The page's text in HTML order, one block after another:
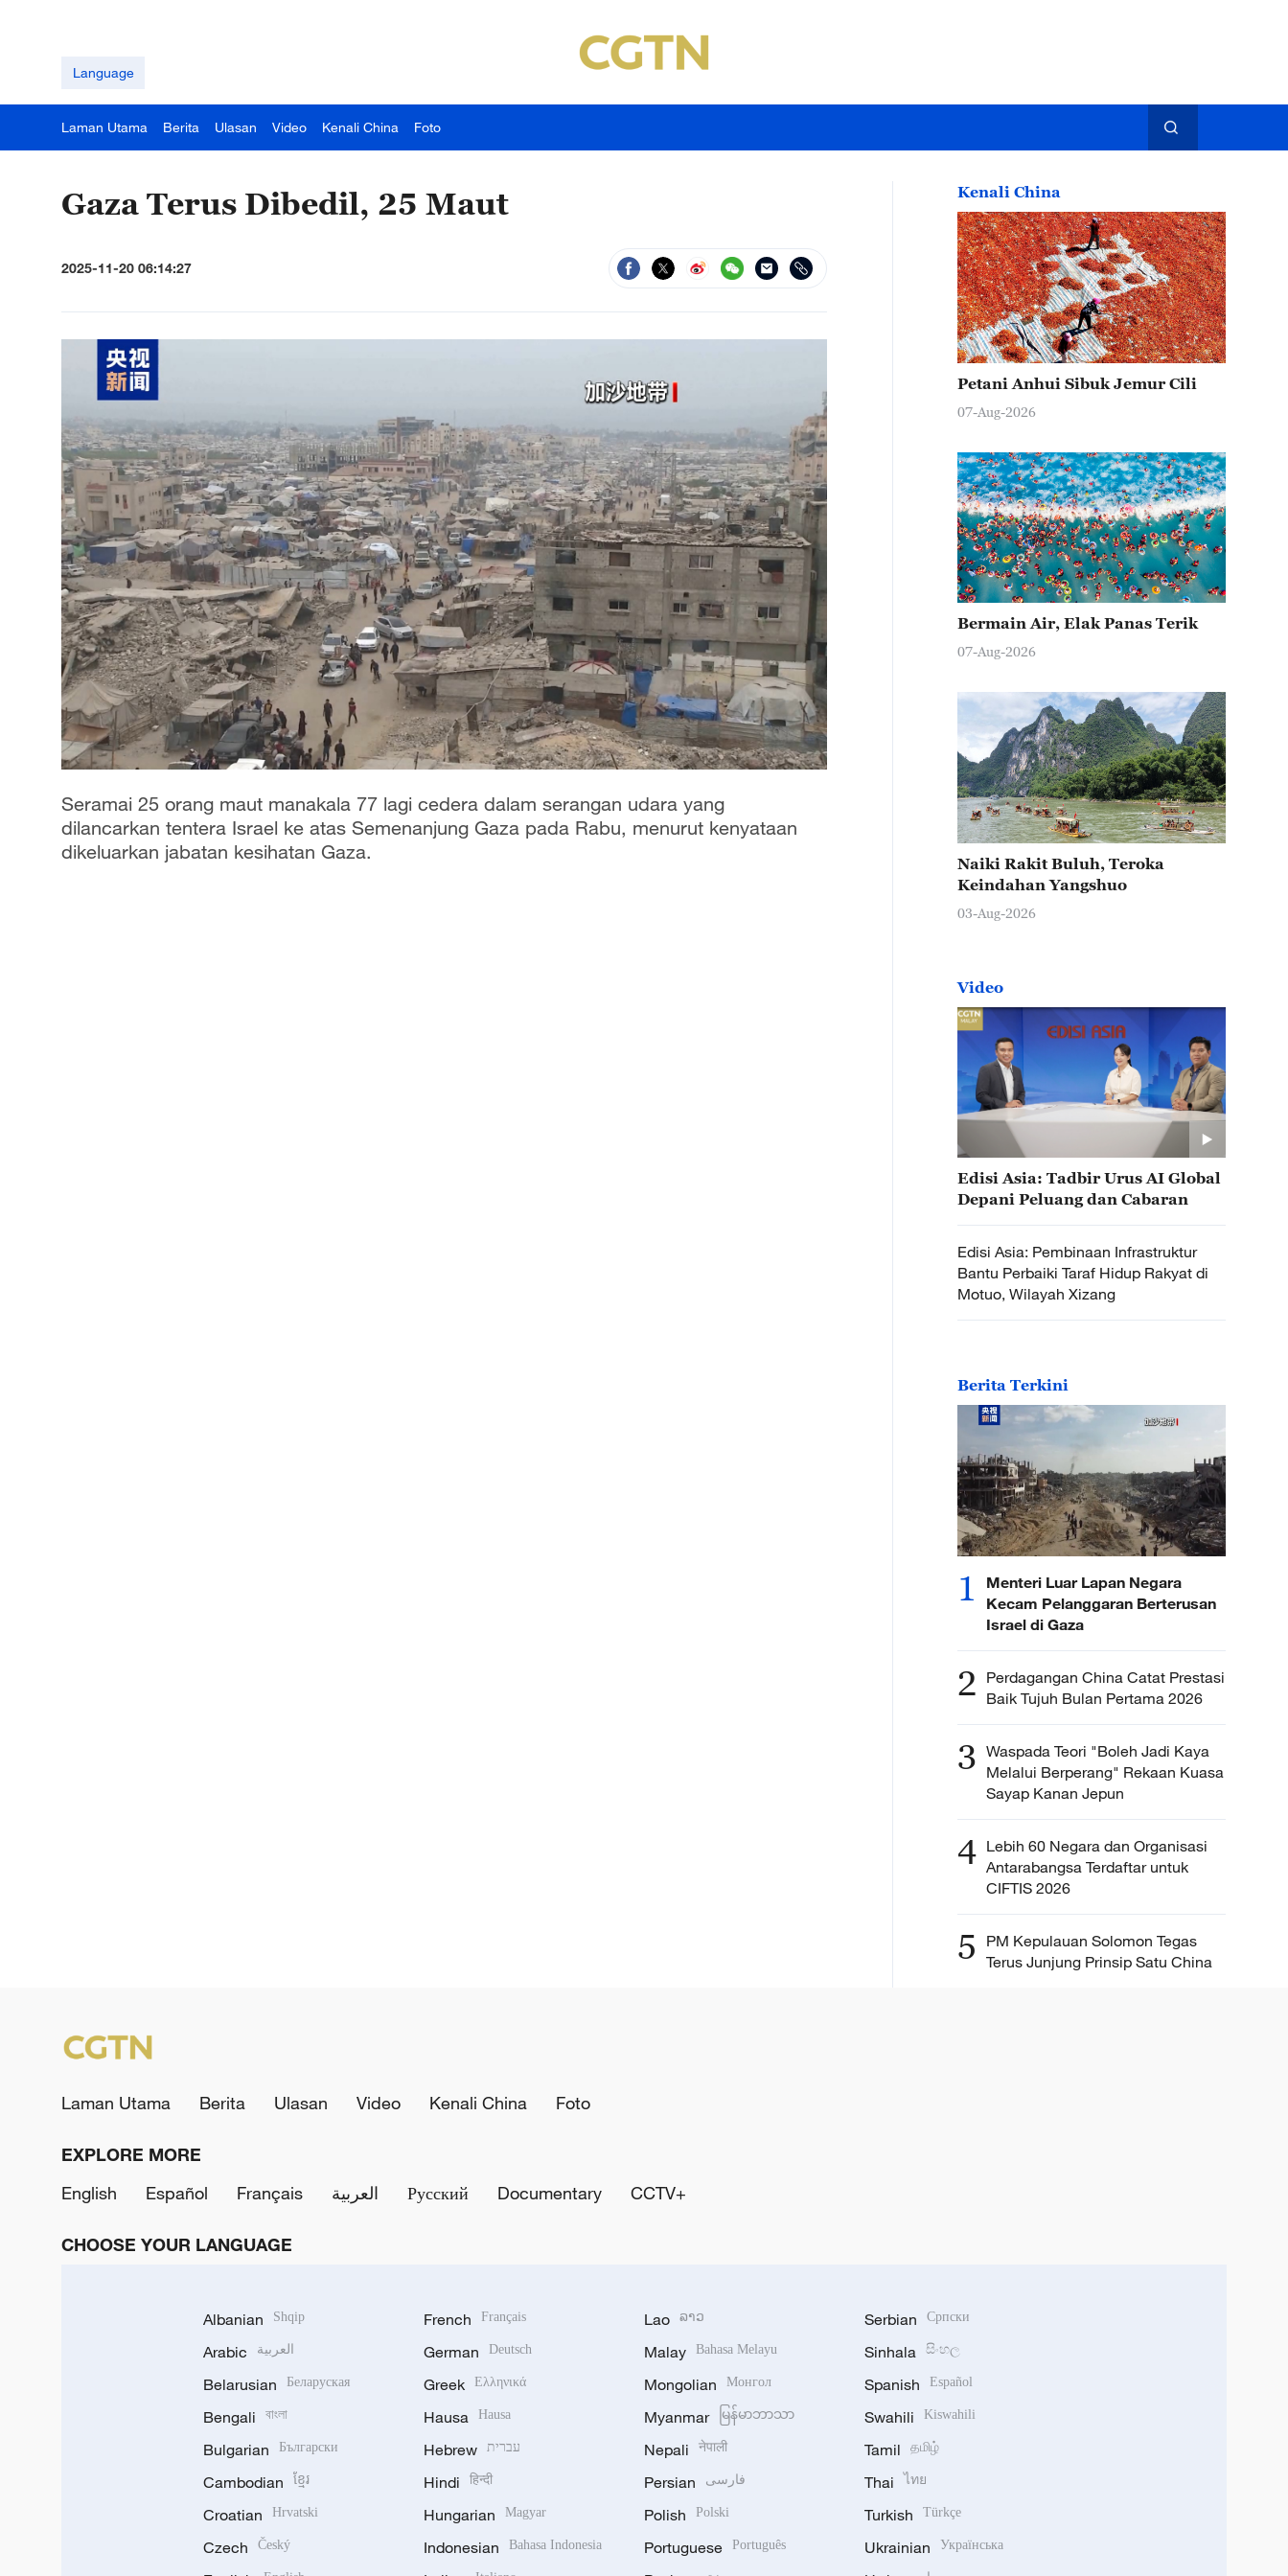
Language
Laman Utama Berita Ulasan Video Kenali China Foto
Gaza Terus Dibedil, 25 Maut
2025-11-20 06:14:27
Seramai 25 orang maut manakala 77 lagi cedera dalam serangan udara yang
dilancarkan tentera Israel ke atas Semenanjung Gaza pada Rabu, menurut kenyataan
dikeluarkan jabatan kesihatan Gaza.
Kenali China
Petani Anhui Sibuk Jemur Cili
07-Aug-2026
Bermain Air, Elak Panas Terik
07-Aug-2026
Naiki Rakit Buluh, Teroka
Keindahan Yangshuo
03-Aug-2026
Video
Edisi Asia: Tadbir Urus AI Global
Depani Peluang dan Cabaran
Edisi Asia: Pembinaan Infrastruktur
Bantu Perbaiki Taraf Hidup Rakyat di
Motuo, Wilayah Xizang
Berita Terkini
1
Menteri Luar Lapan Negara
Kecam Pelanggaran Berterusan
Israel di Gaza
2 Perdagangan China Catat Prestasi
Baik Tujuh Bulan Pertama 2026
3 Waspada Teori "Boleh Jadi Kaya
Melalui Berperang" Rekaan Kuasa
Sayap Kanan Jepun
4 Lebih 60 Negara dan Organisasi
Antarabangsa Terdaftar untuk
CIFTIS 2026
5
PM Kepulauan Solomon Tegas
Terus Junjung Prinsip Satu China
Laman Utama Berita Ulasan Video Kenali China Foto
EXPLORE MORE
English
Español Français العربية Русский Documentary CCTV+
CHOOSE YOUR LANGUAGE
Albanian Shqip
Arabic العربية
Belarusian Беларуская
Bengali বাংলা
Bulgarian Български
Cambodian ខ្មែរ
Croatian Hrvatski
Czech Český
French Français
German Deutsch
Greek Ελληνικά
Hausa Hausa
Hebrew עברית
Hindi हिन्दी
Hungarian Magyar
Indonesian Bahasa Indonesia
Lao ລາວ
Malay Bahasa Melayu
Mongolian Монгол
Myanmar မြန်မာဘာသာ
Nepali नेपाली
Persian فارسی
Polish Polski
Portuguese Português
Serbian Српски
Sinhala සිංහල
Spanish Español
Swahili Kiswahili
Tamil தமிழ்
Thai ไทย
Turkish Türkçe
Ukrainian Українська